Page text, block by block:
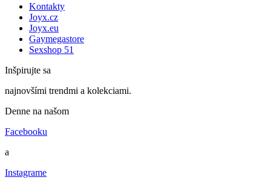
Kontakty
Joyx.cz
Joyx.eu
Gaymegastore
Sexshop 51
Inšpirujte sa
najnovšími trendmi a kolekciami.
Denne na našom
Facebooku
a
Instagrame